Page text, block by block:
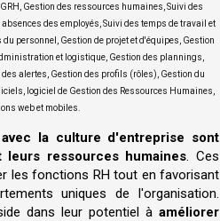
Gestion des ressources humaines, Suivi des
des employés, Suivi des temps de travail et
personnel, Gestion de projet et d'équipes, Gestion
et logistique, Gestion des plannings,
alertes, Gestion des profils (rôles), Gestion du
logiciel de Gestion des Ressources Humaines,
web et mobiles.
la culture d'entreprise sont
ressources humaines . Ces
les fonctions RH tout en favorisant
uniques de l'organisation.
dans leur potentiel à améliorer